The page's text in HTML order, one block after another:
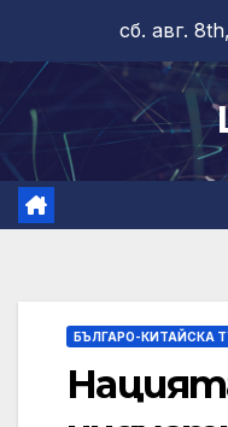
content
сб. авг.
БЪЛГАРО-КИТАЙСКА